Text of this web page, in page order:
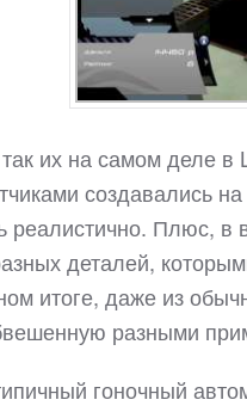
их на самом деле
создавались
реалистично. Плюс,
деталей,
итоге, даже из
разными
гоночный